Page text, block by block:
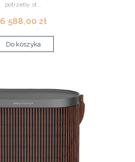
potrzeby st...
6 588,00 zł
Do koszyka